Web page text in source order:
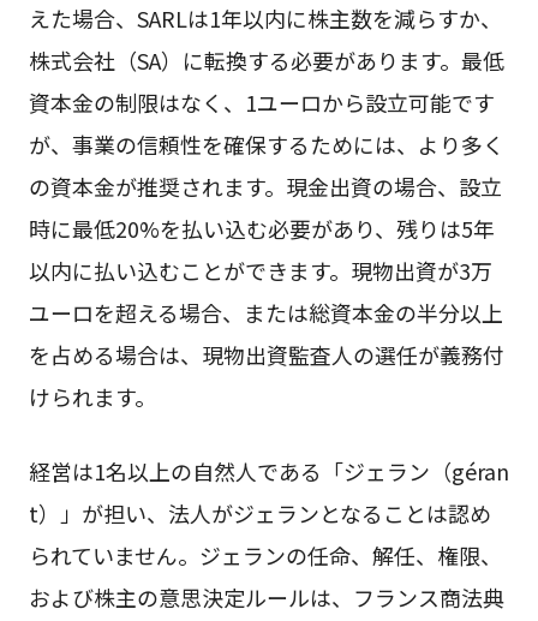
えた場合、SARLは1年以内に株主数を減らすか、
株式会社（SA）に転換する必要があります。最低
資本金の制限はなく、1ユーロから設立可能です
が、事業の信頼性を確保するためには、より多く
の資本金が推奨されます。現金出資の場合、設立
時に最低20%を払い込む必要があり、残りは5年
以内に払い込むことができます。現物出資が3万
ユーロを超える場合、または総資本金の半分以上
を占める場合は、現物出資監査人の選任が義務付
けられます。
経営は1名以上の自然人である「ジェラン（géran
t）」が担い、法人がジェランとなることは認め
られていません。ジェランの任命、解任、権限、
および株主の意思決定ルールは、フランス商法典